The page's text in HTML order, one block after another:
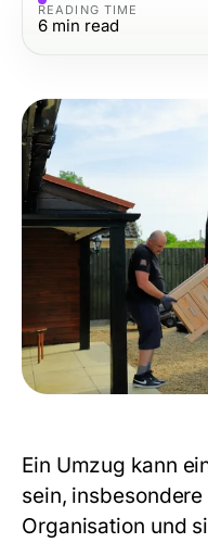
READING TIME
6 min read
Ein Umzug kann
sein,
Organisation und